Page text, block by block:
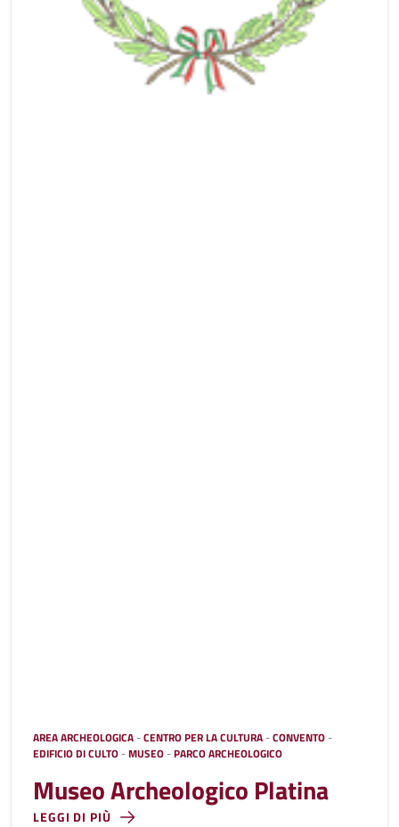
AREA ARCHEOLOGICA -CENTRO PER LA CULTURA -CONVENTO -
EDIFICIO DI CULTO -MUSEO -PARCO ARCHEOLOGICO
Museo Archeologico Platina
LEGGI DI PIÙ